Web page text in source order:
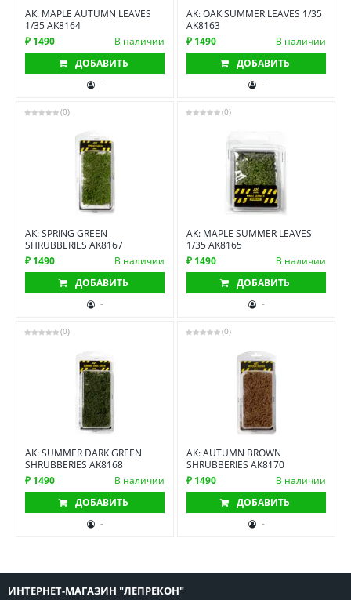
AK: MAPLE AUTUMN LEAVES
1/35 AK8164
₽ 1490
В наличии
ДОБАВИТЬ
-
AK: OAK SUMMER LEAVES 1/35
AK8163
₽ 1490
В наличии
ДОБАВИТЬ
-
(0)
AK: SPRING GREEN
SHRUBBERIES AK8167
₽ 1490
В наличии
ДОБАВИТЬ
-
(0)
AK: MAPLE SUMMER LEAVES
1/35 AK8165
₽ 1490
В наличии
ДОБАВИТЬ
-
(0)
AK: SUMMER DARK GREEN
SHRUBBERIES AK8168
₽ 1490
В наличии
ДОБАВИТЬ
-
(0)
AK: AUTUMN BROWN
SHRUBBERIES AK8170
₽ 1490
В наличии
ДОБАВИТЬ
-
ИНТЕРНЕТ-МАГАЗИН "ЛЕПРЕКОН"